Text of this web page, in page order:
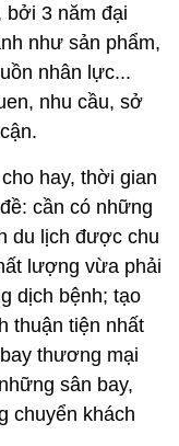
bởi 3 năm đại
như sản phẩm,
nhân lực...
nhu cầu, sở
hay, thời gian
cần có những
du lịch được chu
lượng vừa phải
dịch bệnh; tạo
thuận tiện nhất
thương mại
sân bay,
chuyển khách